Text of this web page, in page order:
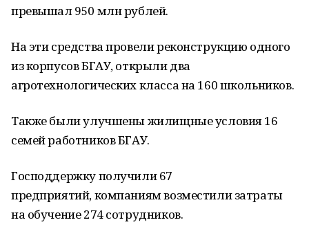
превышал 950 млн рублей.
На эти средства провели реконструкцию одного
из корпусов БГАУ, открыли два
агротехнологических класса на 160 школьников.
Также были улучшены жилищные условия 16
семей работников БГАУ.
Господдержку получили 67
предприятий, компаниям возместили затраты
на обучение 274 сотрудников.